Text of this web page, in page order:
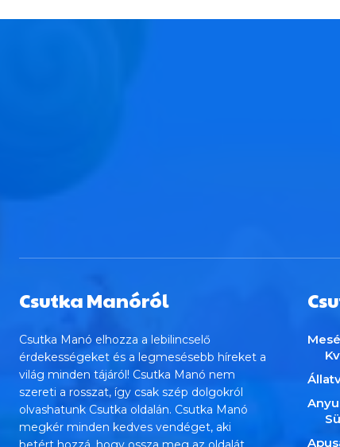
Csutka Manóról
Csutka Manó elhozza a lebilincselő
érdekességeket és a legmesésebb híreket a
világ minden tájáról! Csutka Manó nem
szereti a rosszat, így csak szép dolgokról
olvashatunk Csutka oldalán. Csutka Manó
megkér minden kedves vendéget, aki